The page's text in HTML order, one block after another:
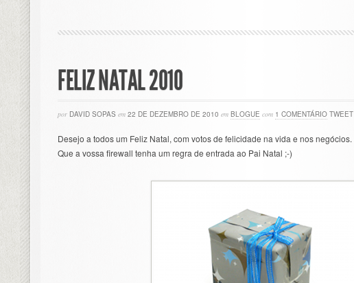
FELIZ NATAL 2010
por DAVID SOPAS em 22 DE DEZEMBRO DE 2010 em BLOGUE com 1 COMENTÁRIO TWEET
Desejo a todos um Feliz Natal, com votos de felicidade na vida e nos negócios.
Que a vossa firewall tenha um regra de entrada ao Pai Natal ;-)